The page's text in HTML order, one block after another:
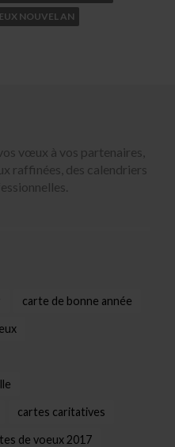
NOUVEL AN
vœux à vos partenaires,
raffinées, des calendriers
carte de bonne année
cartes caritatives
de voeux 2017